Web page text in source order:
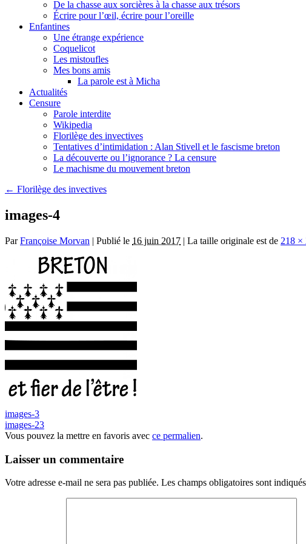
De la chasse aux sorcières à la chasse aux trésors
Écrire pour l’œil, écrire pour l’oreille
Enfantines
Une étrange expérience
Coquelicot
Les mistoufles
Mes bons amis
La parole est à Micha
Actualités
Censure
Parole interdite
Wikipedia
Florilège des invectives
Tentatives d’intimidation : Alan Stivell et le fascisme breton
La découverte ou l’ignorance ? La censure
Le machisme du mouvement breton
← Florilège des invectives
images-4
Par Françoise Morvan | Publié le 16 juin 2017 | La taille originale est de 218 ×
images-3
images-23
Vous pouvez la mettre en favoris avec ce permalien.
Laisser un commentaire
Votre adresse e-mail ne sera pas publiée. Les champs obligatoires sont